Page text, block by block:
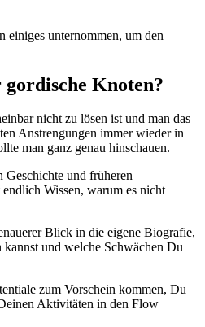
einiges unternommen, um den
Knoten?
nicht zu lösen ist und man das
Anstrengungen immer wieder in
man ganz genau hinschauen.
Geschichte und früheren
Wissen, warum es nicht
Blick in die eigene Biografie,
und welche Schwächen Du
zum Vorschein kommen, Du
Aktivitäten in den Flow